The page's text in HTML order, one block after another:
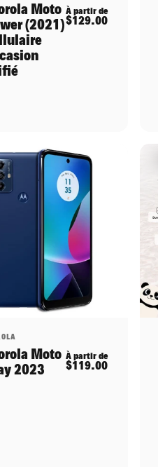
Moto
(2021)
À partir de
$129.00
Moto
2023
À partir de
$119.00